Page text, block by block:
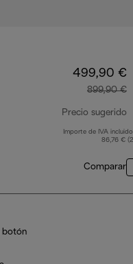
499,90 €
899,90 €
Precio sugerido
Importe de IVA
86,76 €
Comparar
botón